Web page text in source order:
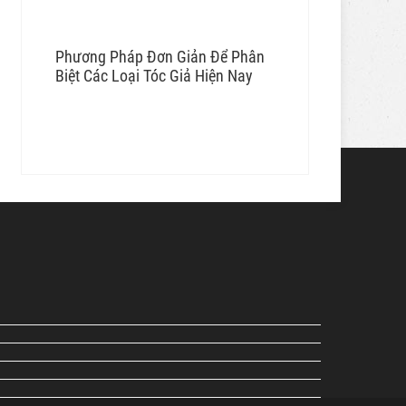
Phương Pháp Đơn Giản Để Phân
Biệt Các Loại Tóc Giả Hiện Nay